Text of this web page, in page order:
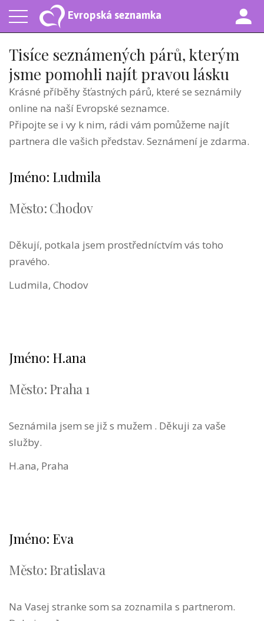
Evropská seznamka
Tisíce seznámených párů, kterým
jsme pomohli najít pravou lásku
Krásné příběhy šťastných párů, které se seznámily
online na naší Evropské seznamce.
Připojte se i vy k nim, rádi vám pomůžeme najít
partnera dle vašich představ. Seznámení je zdarma.
Jméno: Ludmila
Město: Chodov
Děkují, potkala jsem prostředníctvím vás toho
pravého.
Ludmila, Chodov
Jméno: H.ana
Město: Praha 1
Seznámila jsem se již s mužem . Děkuji za vaše
služby.
H.ana, Praha
Jméno: Eva
Město: Bratislava
Na Vasej stranke som sa zoznamila s partnerom.